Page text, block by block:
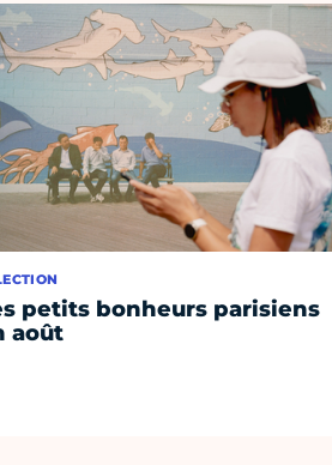
petits bonheurs parisiens
août